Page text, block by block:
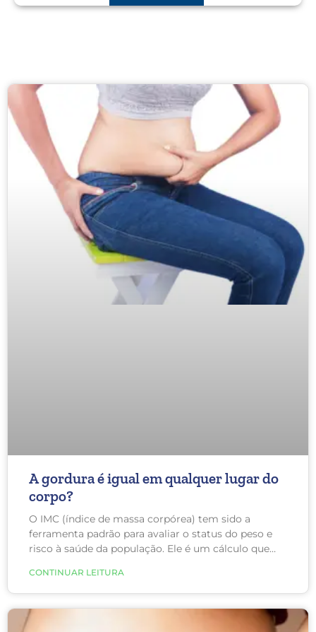
A gordura é igual em qualquer lugar do
corpo?
O IMC (índice de massa corpórea) tem sido a
ferramenta padrão para avaliar o status do peso e
risco à saúde da população. Ele é um cálculo que
frequentemente usado, pois é uma ferramenta de
medição rápida, fácil e barata. No entanto, carece de
qualquer avaliação da quantidade de gordura que
uma pessoa tem ou como ela é distribuída por todo
CONTINUAR LEITURA